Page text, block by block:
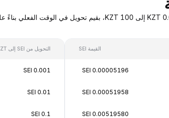
القيمة SEI
0.00005196 SEI
0.00051958 SEI
0.00519580 SEI
التحويل من SEI إلى KZT
0.001 SEI
0.01 SEI
0.1 SEI